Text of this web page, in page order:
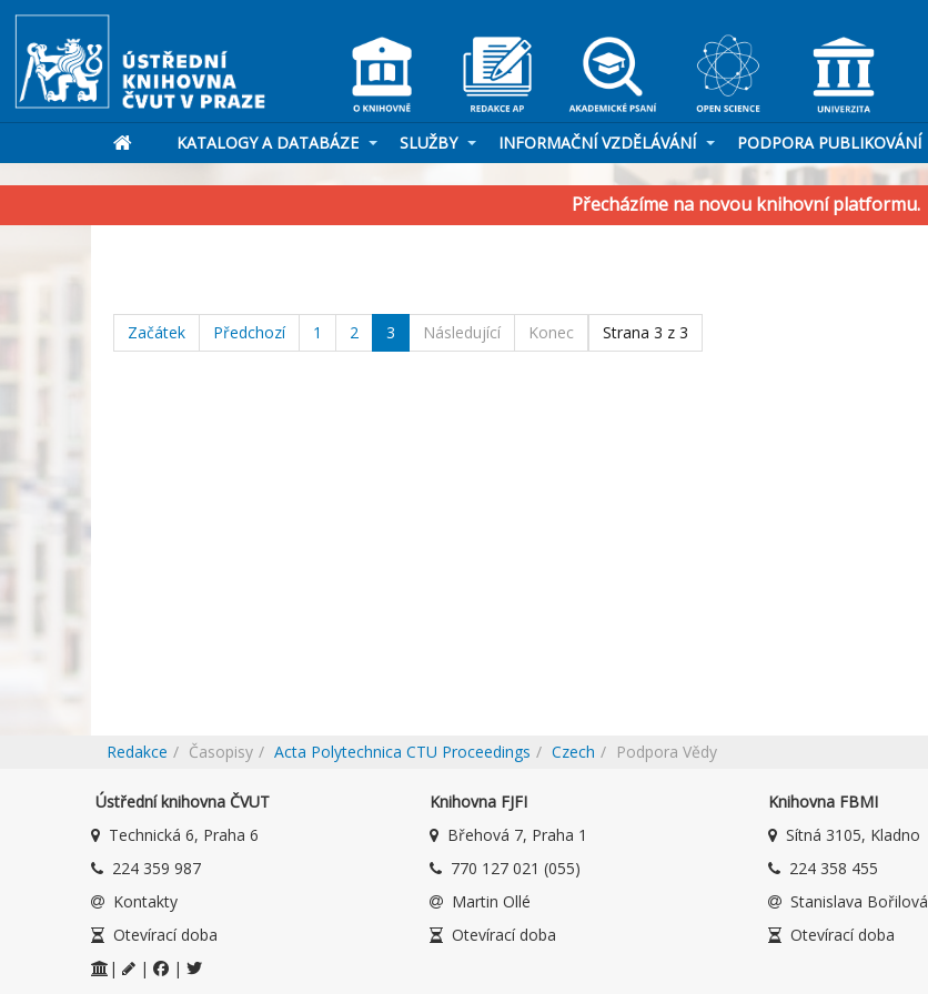
KATALOGY A DATABÁZE SLUŽBY INFORMAČNÍ VZDĚLÁVÁNÍ PODPORA PUBLIKOVÁNÍ
Přecházíme na novou knihovní platformu.
Strana 3 z 3
Začátek Předchozí 1 2 3 Následující Konec
Redakce Časopisy Acta Polytechnica CTU Proceedings Czech Podpora Vědy
Ústřední knihovna ČVUT
Technická 6, Praha 6
224 359 987
Kontakty
Otevírací doba
|
| |
Knihovna FJFI
Břehová 7, Praha 1
770 127 021 (055)
Martin Ollé
Otevírací doba
Knihovna FBMI
Sítná 3105, Kladno
224 358 455
Stanislava Bořilová
Otevírací doba